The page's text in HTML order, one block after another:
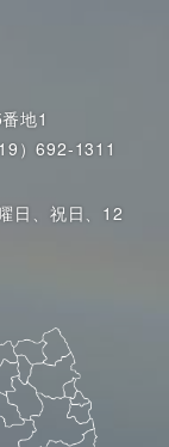
地1
）692-1311
日、祝日、12